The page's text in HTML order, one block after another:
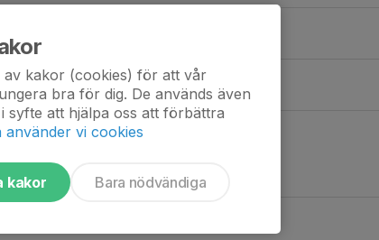
00:00
Ons 30
20:00
Enebybergs IF - Vasalund IF
Enebybergs IP 2
av kakor (cookies) för att vår
bra för dig. De används även
syfte att hjälpa oss att förbättra
använder vi cookies
kakor Bara nödvändiga